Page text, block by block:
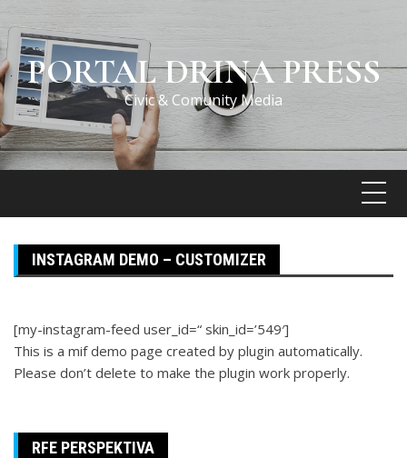
Skip
to
contentPORTAL DRINA PRESS
Civic & Comunity Media
INSTAGRAM DEMO – CUSTOMIZER
[my-instagram-feed user_id=“ skin_id=’549′]
This is a mif demo page created by plugin automatically.
Please don’t delete to make the plugin work properly.
RFE PERSPEKTIVA